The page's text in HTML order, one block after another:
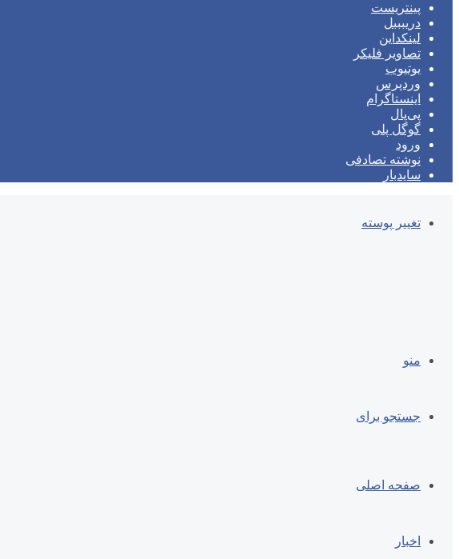
پینتریست
دریبببل
لینکداین
تصاویر فلیکر
یوتیوب
وردپرس
اینستاگرام
پی‌پال
گوگل پلی
ورود
نوشته تصادفی
سایدبار
تغییر پوسته
منو
جستجو برای
صفحه اصلی
اخبار